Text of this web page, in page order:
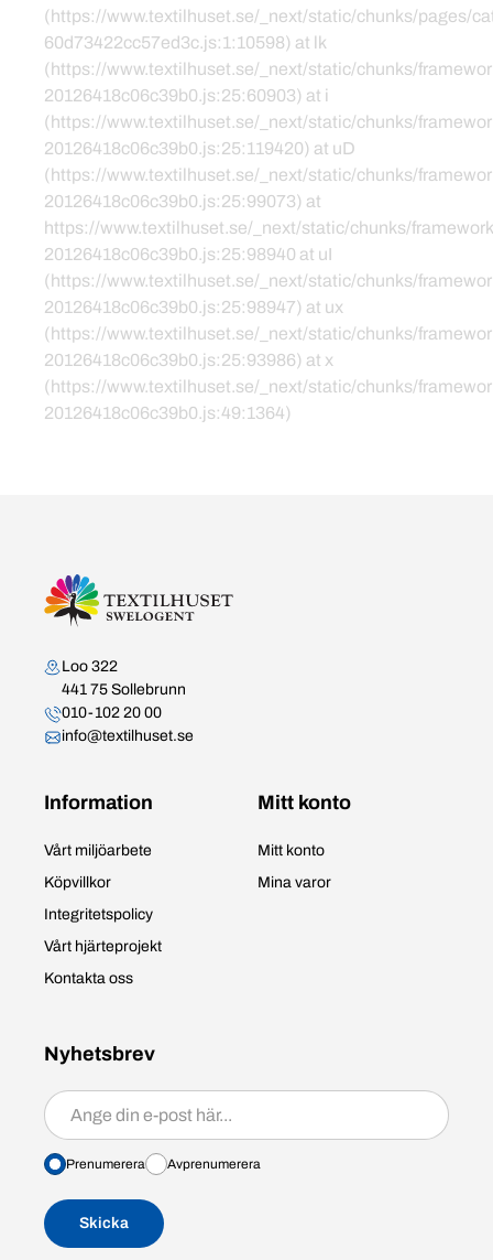
(https://www.textilhuset.se/_next/static/chunks/pages/
60d73422cc57ed3c.js:1:10598) at lk
(https://www.textilhuset.se/_next/static/chunks/
20126418c06c39b0.js:25:60903) at i
(https://www.textilhuset.se/_next/static/chunks/
20126418c06c39b0.js:25:119420) at uD
(https://www.textilhuset.se/_next/static/chunks/
20126418c06c39b0.js:25:99073) at
https://www.textilhuset.se/_next/static/chunks/
20126418c06c39b0.js:25:98940 at uI
(https://www.textilhuset.se/_next/static/chunks/
20126418c06c39b0.js:25:98947) at ux
(https://www.textilhuset.se/_next/static/chunks/
20126418c06c39b0.js:25:93986) at x
(https://www.textilhuset.se/_next/static/chunks/
20126418c06c39b0.js:49:1364)
Kontakta oss
Loo 322
441 75 Sollebrunn
010-102 20 00
info@textilhuset.se
Information
Vårt miljöarbete
Köpvillkor
Integritetspolicy
Vårt hjärteprojekt
Kontakta oss
Mitt konto
Mitt konto
Mina varor
Nyhetsbrev
Prenumerera/avprenumerera
Prenumerera Avprenumerera
Skicka